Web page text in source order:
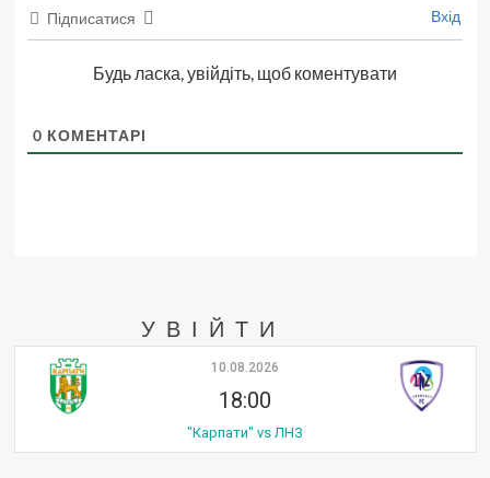
Підписатися Вхід
Будь ласка, увійдіть, щоб коментувати
0 КОМЕНТАРІ
УВІЙТИ
10.08.2026
18:00
"Карпати" vs ЛНЗ